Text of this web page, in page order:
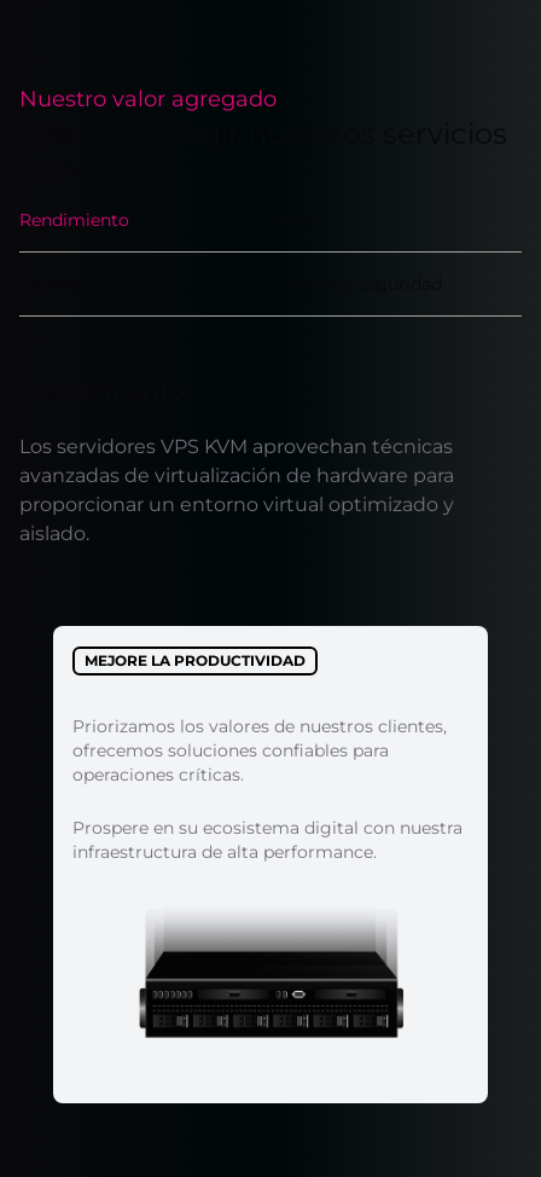
Nuestro valor agregado
Rendimiento
Los servidores VPS KVM aprovechan técnicas
avanzadas de virtualización de hardware para
proporcionar un entorno virtual optimizado y
aislado.
MEJORE LA PRODUCTIVIDAD
Priorizamos los valores de nuestros clientes,
ofrecemos soluciones confiables para
operaciones críticas.
Prospere en su ecosistema digital con nuestra
infraestructura de alta performance.